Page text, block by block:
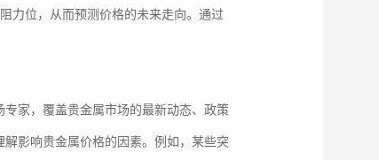
力位，从而预测价格的未来走向。通过
家，覆盖贵金属市场的最新动态、政策
影响贵金属价格的因素。例如，某些突